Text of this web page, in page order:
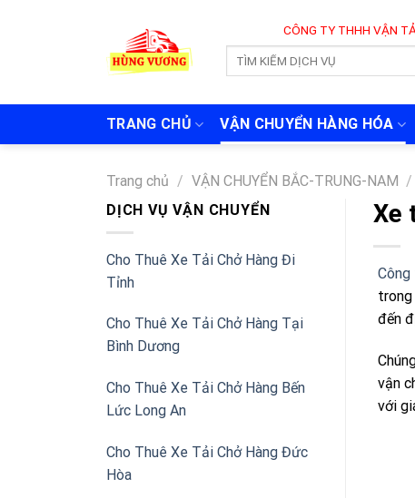
CÔNG TY THHH VẬN TẢI VÀ
TRANG CHỦ VẬN CHUYỂN HÀNG HÓA
Trang chủ / VẬN CHUYỂN BẮC-TRUNG-NAM /
DỊCH VỤ VẬN CHUYỂN
Cho Thuê Xe Tải Chở Hàng Đi
Tỉnh
Cho Thuê Xe Tải Chở Hàng Tại
Bình Dương
Cho Thuê Xe Tải Chở Hàng Bến
Lức Long An
Cho Thuê Xe Tải Chở Hàng Đức
Hòa
Xe
Công
trong
đến
vận
với